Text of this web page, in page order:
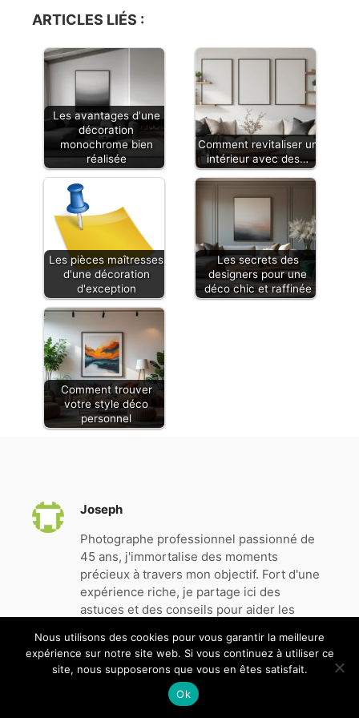
contemporain.Tabourets
lot de 2 et livrés prêts à
chaises bleues foncées
charme pour embellir
votre intérieur. Ce modèle
repose sur un piétement
fuselé en métal noir. Une
belle note de modernité !
Entre leurs agréables
sièges rembourrés
(mousse densité : 25
dossiers, et leur trame en
tissu effet velours texturé,
ces jolies chaises salle à
manger bleues offrent un
véritable confort. Avec
elles, vous allez adorer
vous éterniser à
table...Recevez avec style
en les associant à une
table à manger
design.Chaises design en
tissu effet velours texturé
bleu foncé et métal noir
(lot de 2) CULT vendues
ARTICLES LIÉS :
Les avantages d'une
décoration
monochrome bien
réalisée
Comment revitaliser un
intérieur avec des…
Les pièces maîtresses
d'une décoration
d'exception
Les secrets des
designers pour une
déco chic et raffinée
Comment trouver
votre style déco
personnel
Joseph
Photographe professionnel passionné de
45 ans, j'immortalise des moments
précieux à travers mon objectif. Fort d'une
expérience riche, je partage ici des
astuces et des conseils pour aider les
capturer la beauté du monde qui nous
entoure.
Nous utilisons des cookies pour vous garantir la meilleure
expérience sur notre site web. Si vous continuez à utiliser ce
site, nous supposerons que vous en êtes satisfait.
Ok